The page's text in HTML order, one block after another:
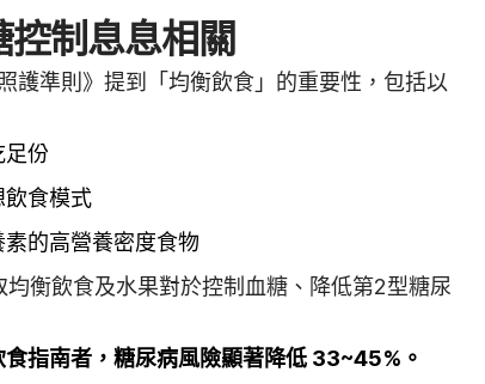
制息息相關
護準則》提到「均衡飲食」的重要性，包括以
足份
飲食模式
的高營養密度食物
衡飲食及水果對於控制血糖、降低第2型糖尿
指南者，糖尿病風險顯著降低 33~45% 。